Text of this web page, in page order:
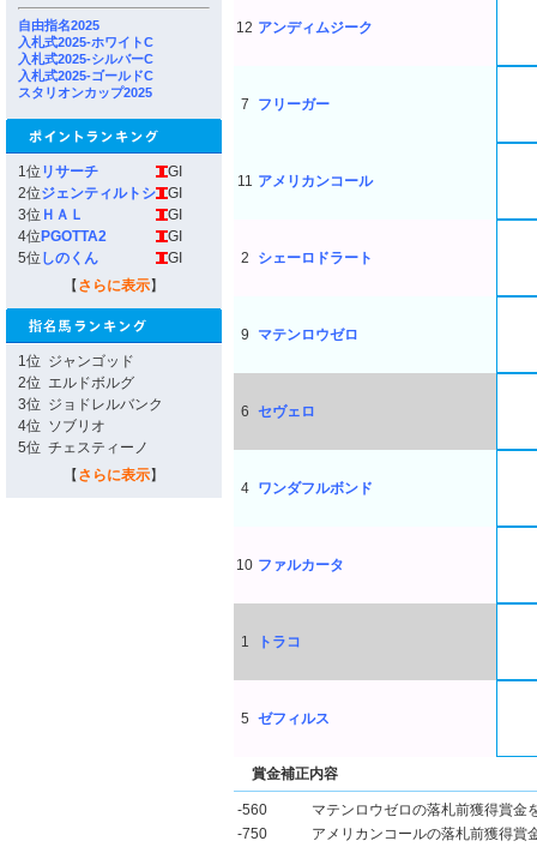
自由指名2025
入札式2025-ホワイトC
入札式2025-シルバーC
入札式2025-ゴールドC
スタリオンカップ2025
1位 リサーチ
GI
2位ジェンティルトシ
GI
3位 ＨＡＬ
GI
4位 PGOTTA2
GI
5位 しのくん
GI
【 さらに表示】
1位 ジャンゴッド
2位 エルドボルグ
3位 ジョドレルバンク
4位 ソブリオ
5位 チェスティーノ
【 さらに表示】
12 アンディムジーク
7 フリーガー
11 アメリカンコール
2 シェーロドラート
9 マテンロウゼロ
6 セヴェロ
4 ワンダフルボンド
10 ファルカータ
1 トラコ
5 ゼフィルス
賞金補正内容
-560
マテンロウゼロの落札前獲得賞金
-750
アメリカンコールの落札前獲得賞